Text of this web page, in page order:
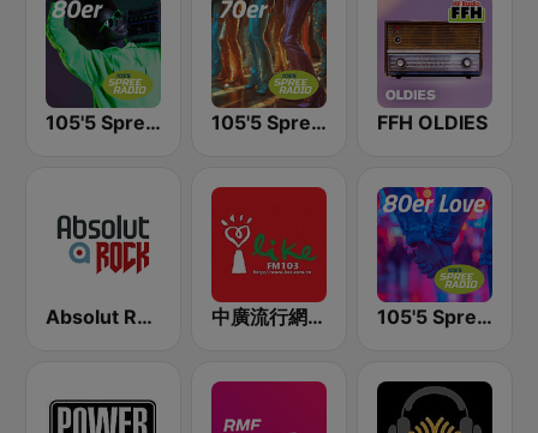
105'5 Spreeradio 80er 105'5 Spreeradio 70er FFH OLDIES
Absolut Rock 中廣流行網 I like radio 105'5 Spreeradio 80er Love